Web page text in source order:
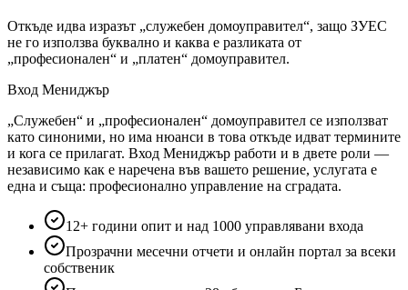
Откъде идва изразът „служебен домоуправител“, защо ЗУЕС
не го използва буквално и каква е разликата от
„професионален“ и „платен“ домоуправител.
Вход Мениджър
„Служебен“ и „професионален“ домоуправител се използват
като синоними, но има нюанси в това откъде идват термините
и кога се прилагат. Вход Мениджър работи и в двете роли —
независимо как е наречена във вашето решение, услугата е
една и съща: професионално управление на сградата.
12+ години опит и над 1000 управлявани входа
Прозрачни месечни отчети и онлайн портал за всеки
собственик